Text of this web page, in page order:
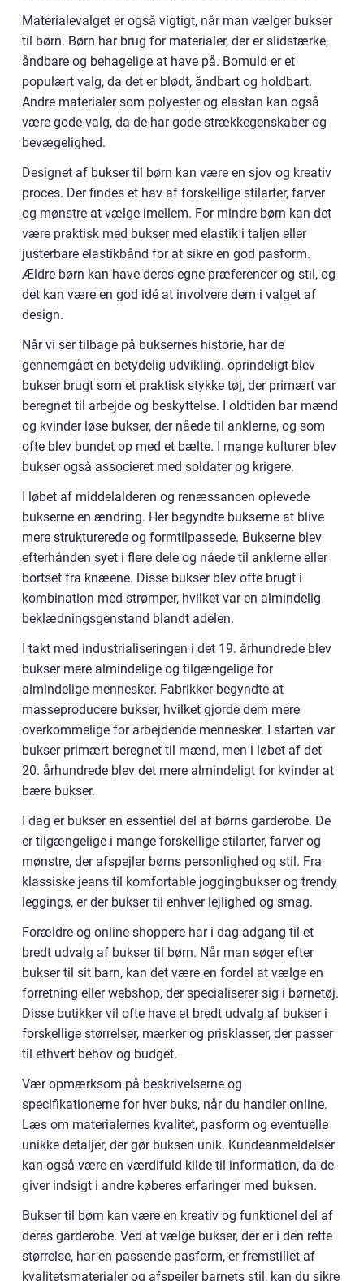
Materialevalget er også vigtigt, når man vælger bukser
til børn. Børn har brug for materialer, der er slidstærke,
åndbare og behagelige at have på. Bomuld er et
populært valg, da det er blødt, åndbart og holdbart.
Andre materialer som polyester og elastan kan også
være gode valg, da de har gode strækkegenskaber og
bevægelighed.
Designet af bukser til børn kan være en sjov og kreativ
proces. Der findes et hav af forskellige stilarter, farver
og mønstre at vælge imellem. For mindre børn kan det
være praktisk med bukser med elastik i taljen eller
justerbare elastikbånd for at sikre en god pasform.
Ældre børn kan have deres egne præferencer og stil, og
det kan være en god idé at involvere dem i valget af
design.
Når vi ser tilbage på buksernes historie, har de
gennemgået en betydelig udvikling. oprindeligt blev
bukser brugt som et praktisk stykke tøj, der primært var
beregnet til arbejde og beskyttelse. I oldtiden bar mænd
og kvinder løse bukser, der nåede til anklerne, og som
ofte blev bundet op med et bælte. I mange kulturer blev
bukser også associeret med soldater og krigere.
I løbet af middelalderen og renæssancen oplevede
bukserne en ændring. Her begyndte bukserne at blive
mere strukturerede og formtilpassede. Bukserne blev
efterhånden syet i flere dele og nåede til anklerne eller
bortset fra knæene. Disse bukser blev ofte brugt i
kombination med strømper, hvilket var en almindelig
beklædningsgenstand blandt adelen.
I takt med industrialiseringen i det 19. århundrede blev
bukser mere almindelige og tilgængelige for
almindelige mennesker. Fabrikker begyndte at
masseproducere bukser, hvilket gjorde dem mere
overkommelige for arbejdende mennesker. I starten var
bukser primært beregnet til mænd, men i løbet af det
20. århundrede blev det mere almindeligt for kvinder at
bære bukser.
I dag er bukser en essentiel del af børns garderobe. De
er tilgængelige i mange forskellige stilarter, farver og
mønstre, der afspejler børns personlighed og stil. Fra
klassiske jeans til komfortable joggingbukser og trendy
leggings, er der bukser til enhver lejlighed og smag.
Forældre og online-shoppere har i dag adgang til et
bredt udvalg af bukser til børn. Når man søger efter
bukser til sit barn, kan det være en fordel at vælge en
forretning eller webshop, der specialiserer sig i børnetøj.
Disse butikker vil ofte have et bredt udvalg af bukser i
forskellige størrelser, mærker og prisklasser, der passer
til ethvert behov og budget.
Vær opmærksom på beskrivelserne og
specifikationerne for hver buks, når du handler online.
Læs om materialernes kvalitet, pasform og eventuelle
unikke detaljer, der gør buksen unik. Kundeanmeldelser
kan også være en værdifuld kilde til information, da de
giver indsigt i andre køberes erfaringer med buksen.
Bukser til børn kan være en kreativ og funktionel del af
deres garderobe. Ved at vælge bukser, der er i den rette
størrelse, har en passende pasform, er fremstillet af
kvalitetsmaterialer og afspejler barnets stil, kan du sikre